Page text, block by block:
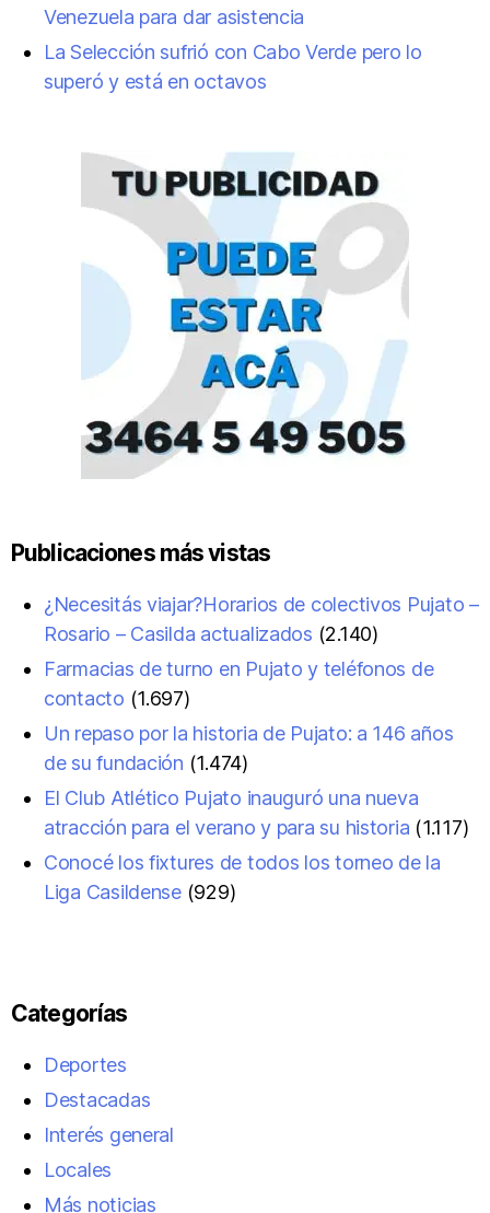
Venezuela para dar asistencia
La Selección sufrió con Cabo Verde pero lo
superó y está en octavos
Publicaciones más vistas
¿Necesitás viajar?Horarios de colectivos Pujato –
Rosario – Casilda actualizados (2.140)
Farmacias de turno en Pujato y teléfonos de
contacto (1.697)
Un repaso por la historia de Pujato: a 146 años
de su fundación (1.474)
El Club Atlético Pujato inauguró una nueva
atracción para el verano y para su historia (1.117)
Conocé los fixtures de todos los torneo de la
Liga Casildense (929)
Categorías
Deportes
Destacadas
Interés general
Locales
Más noticias